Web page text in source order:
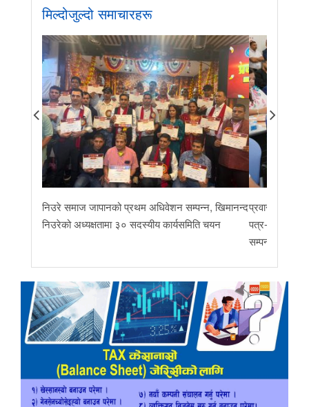
मिल्दोजुल्दो समाचारहरू
निउरे समाज जापानको प्रथम अधिवेशन सम्पन्न, खिमानन्द
निउरेको अध्यक्षतामा ३० सदस्यीय कार्यसमिति चयन
प्रवास र
पत्र-२०२६
सम्पन्न